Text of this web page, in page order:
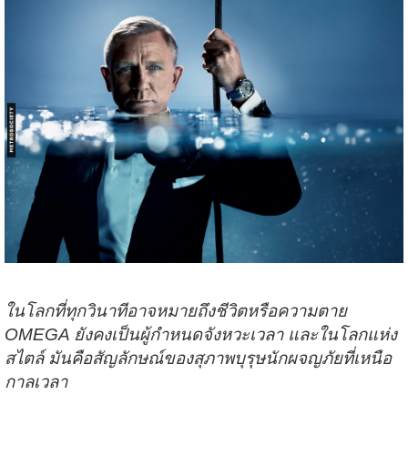
ในโลกที่ทุกวินาทีอาจหมายถึงชีวิตหรือความตาย
OMEGA ยังคงเป็นผู้กำหนดจังหวะเวลา และในโลกแห่ง
สไตล์ มันคือสัญลักษณ์ของสุภาพบุรุษนักผจญภัยที่เหนือ
กาลเวลา